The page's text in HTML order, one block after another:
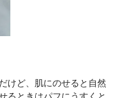
けど、肌にのせると自然